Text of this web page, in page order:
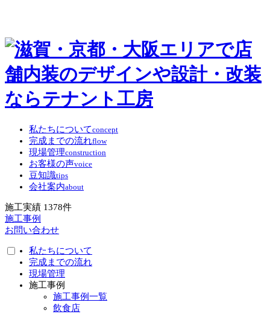
私たちについてconcept
完成までの流れflow
現場管理construction
お客様の声voice
豆知識tips
会社案内about
施工実績 1378件
施工事例
お問い合わせ
私たちについて
完成までの流れ
現場管理
施工事例
施工事例一覧
飲食店